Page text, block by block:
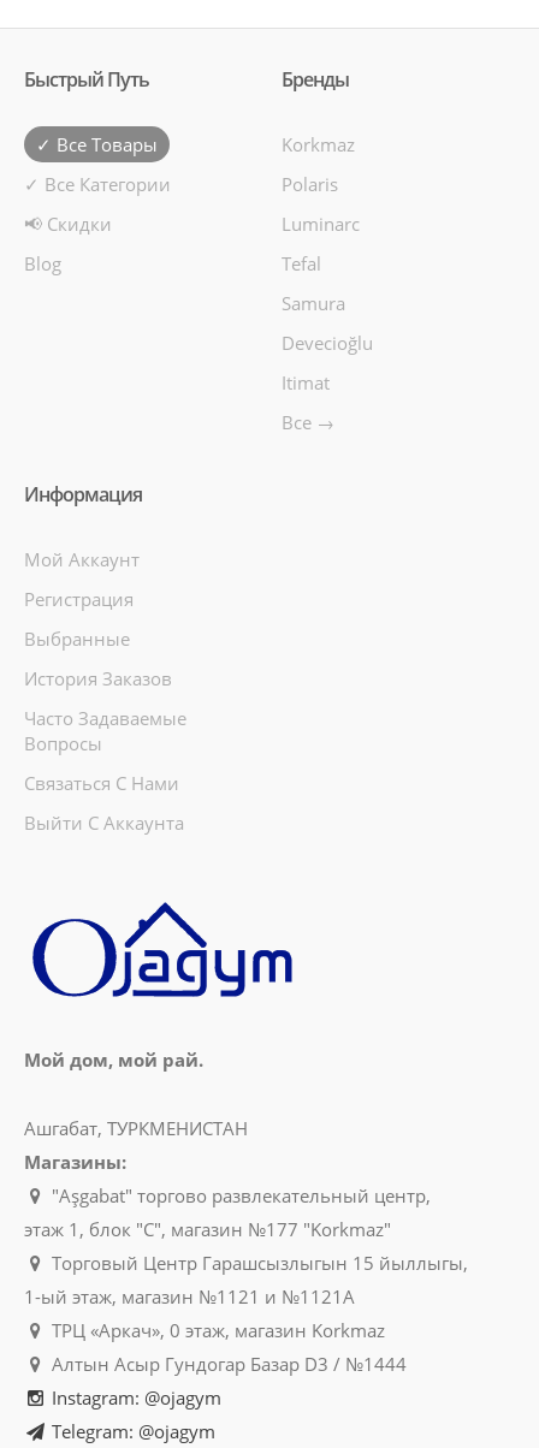
Быстрый Путь
✓ Все Товары
✓ Все Категории
📢 Скидки
Blog
Бренды
Korkmaz
Polaris
Luminarc
Tefal
Samura
Devecioğlu
Itimat
Все →
Информация
Мой Аккаунт
Регистрация
Выбранные
История Заказов
Часто Задаваемые
Вопросы
Связаться С Нами
Выйти С Аккаунта
Мой дом, мой рай.
Ашгабат, ТУРКМЕНИСТАН
Магазины:
"Aşgabat" торгово развлекательный центр,
этаж 1, блок "C", магазин №177 "Korkmaz"
Торговый Центр Гарашсызлыгын 15 йыллыгы,
1-ый этаж, магазин №1121 и №1121A
ТРЦ «Аркач», 0 этаж, магазин Korkmaz
Алтын Асыр Гундогар Базар D3 / №1444
Instagram: @ojagym
Telegram: @ojagym